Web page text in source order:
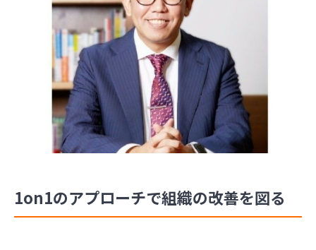
1on1のアプローチで組織の改善を図る